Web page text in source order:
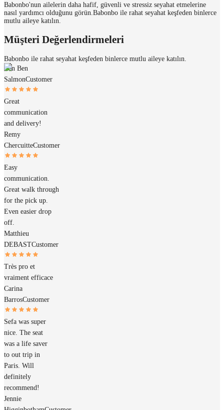
Babonbo'nun ailelerin daha hafif, güvenli ve stressiz seyahat etmelerine
nasıl yardımcı olduğunu görün. Babonbo ile rahat seyahat keşfeden binlerce
mutlu aileye katılın.
Müşteri Değerlendirmeleri
Babonbo ile rahat seyahat keşfeden binlerce mutlu aileye katılın.
Ben Ben
SalmonCustomer
Great
communication
and delivery!
Remy
ChercuitteCustomer
Easy
communication.
Great walk through
for the pick up.
Even easier drop
off.
Matthieu
DEBASTCustomer
Très pro et
vraiment efficace
Carina
BarrosCustomer
Sefa was super
nice. The seat
was a life saver
to out trip in
Paris. Will
definitely
recommend!
Jennie